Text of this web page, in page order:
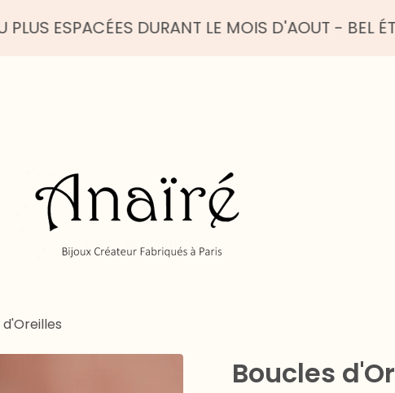
DURANT LE MOIS D'AOUT - BEL ÉTÉ A
Boucles